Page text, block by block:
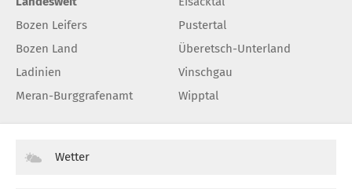
Bozen Leifers
Bozen Land
Ladinien
Meran-Burggrafenamt
Pustertal
Überetsch-Unterland
Vinschgau
Wipptal
Wetter